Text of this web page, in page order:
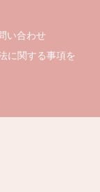
い合わせ
に関する事項を